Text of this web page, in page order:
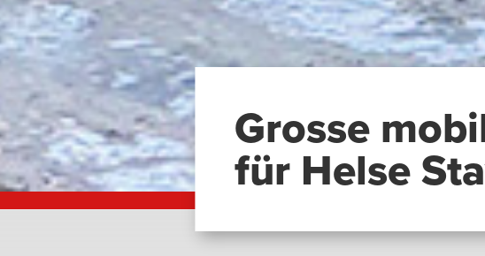
Grosse
für Helse